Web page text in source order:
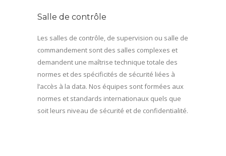
Salle de contrôle
Les salles de contrôle, de supervision ou salle de
commandement sont des salles complexes et
demandent une maîtrise technique totale des
normes et des spécificités de sécurité liées à
l’accès à la data. Nos équipes sont formées aux
normes et standards internationaux quels que
soit leurs niveau de sécurité et de confidentialité.